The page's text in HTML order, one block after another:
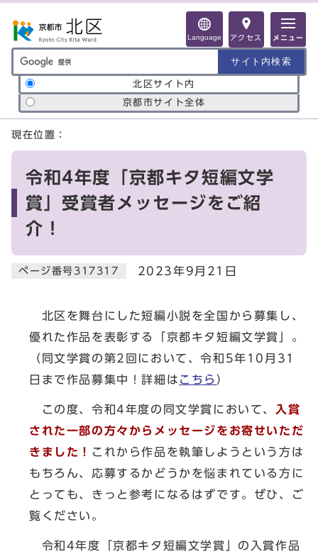
Language アクセス メニュー
サイト内検索の範囲
北区サイト内
京都市サイト全体
ここから本文です
現在位置：
令和4年度「京都キタ短編文学
賞」受賞者メッセージをご紹
介！
ページ番号317317 2023年9月21日
北区を舞台にした短編小説を全国から募集し、
優れた作品を表彰する「京都キタ短編文学賞」。
（同文学賞の第2回において、令和5年10月31
日まで作品募集中！詳細は こちら ）
この度、令和4年度の同文学賞において、
入賞
された一部の方々からメッセージをお寄せいただ
きました！
これから作品を執筆しようという方は
もちろん、応募するかどうかを悩まれている方に
とっても、きっと参考になるはずです。ぜひ、ご
覧ください。
令和4年度「京都キタ短編文学賞」の入賞作品